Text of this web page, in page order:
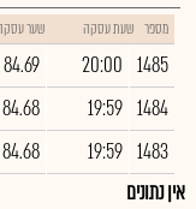
מספר שעת עסקה שער
1485
20:00
84.69
1484
19:59
84.68
1483
19:59
84.68
אין נתונים